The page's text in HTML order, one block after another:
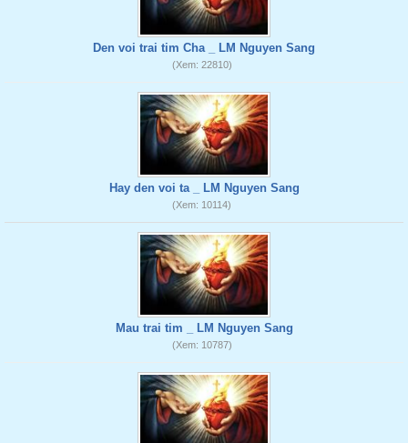
Den voi trai tim Cha _ LM Nguyen Sang
(Xem: 22810)
Hay den voi ta _ LM Nguyen Sang
(Xem: 10114)
Mau trai tim _ LM Nguyen Sang
(Xem: 10787)